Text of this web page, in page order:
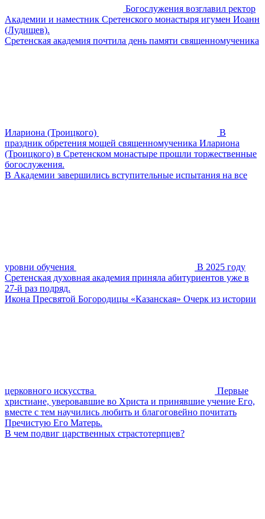
Богослужения возглавил ректор
Академии и наместник Сретенского монастыря игумен Иоанн
(Лудищев).
Сретенская академия почтила день памяти священномученика
Илариона (Троицкого)
В
праздник обретения мощей священномученика Илариона
(Троицкого) в Сретенском монастыре прошли торжественные
богослужения.
В Академии завершились вступительные испытания на все
уровни обучения
В 2025 году
Сретенская духовная академия приняла абитуриентов уже в
27-й раз подряд.
Икона Пресвятой Богородицы «Казанская» Очерк из истории
церковного искусства
Первые
христиане, уверовавшие во Христа и принявшие учение Его,
вместе с тем научились любить и благоговейно почитать
Пречистую Его Матерь.
В чем подвиг царственных страстотерпцев?